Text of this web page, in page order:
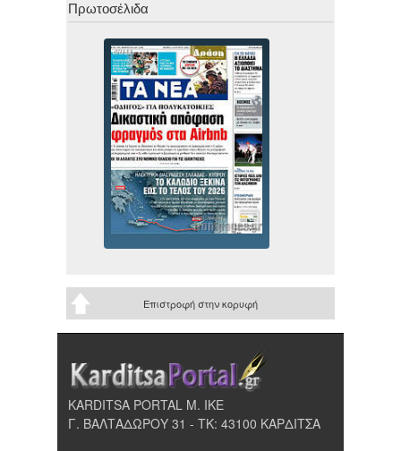
Πρωτοσέλιδα
Επιστροφή στην κορυφή
KARDITSA PORTAL Μ. ΙΚΕ
Γ. ΒΑΛΤΑΔΩΡΟΥ 31 - ΤΚ: 43100 ΚΑΡΔΙΤΣΑ